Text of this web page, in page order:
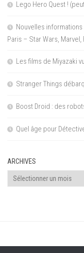
Lego Hero Quest !
Nouvelles
Paris – Star Wars, Marvel,
Les films de Miyazaki
Stranger Things
Boost Droid : des
Quel âge pour
ARCHIVES
Archives